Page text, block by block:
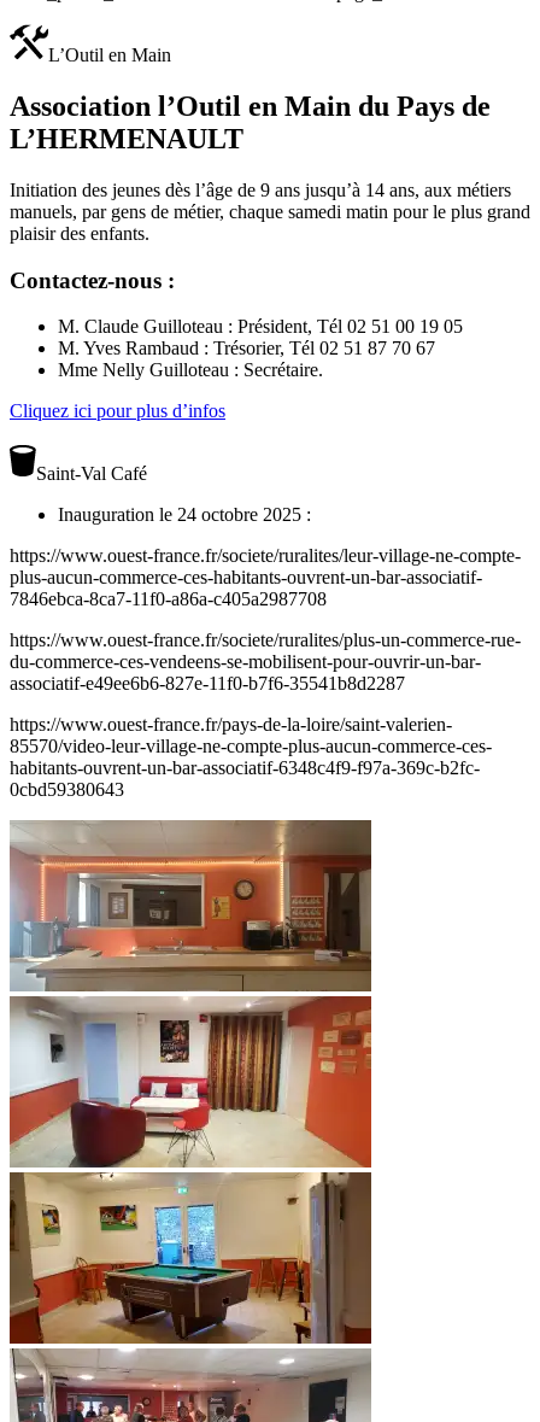
L’Outil en Main
Association l’Outil en Main du Pays de
L’HERMENAULT
Initiation des jeunes dès l’âge de 9 ans jusqu’à 14 ans, aux métiers
manuels, par gens de métier, chaque samedi matin pour le plus grand
plaisir des enfants.
Contactez-nous :
M. Claude Guilloteau : Président, Tél 02 51 00 19 05
M. Yves Rambaud : Trésorier, Tél 02 51 87 70 67
Mme Nelly Guilloteau : Secrétaire.
Cliquez ici pour plus d’infos
Saint-Val Café
Inauguration le 24 octobre 2025 :
https://www.ouest-france.fr/societe/ruralites/leur-village-ne-compte-
plus-aucun-commerce-ces-habitants-ouvrent-un-bar-associatif-
7846ebca-8ca7-11f0-a86a-c405a2987708
https://www.ouest-france.fr/societe/ruralites/plus-un-commerce-rue-
du-commerce-ces-vendeens-se-mobilisent-pour-ouvrir-un-bar-
associatif-e49ee6b6-827e-11f0-b7f6-35541b8d2287
https://www.ouest-france.fr/pays-de-la-loire/saint-valerien-
85570/video-leur-village-ne-compte-plus-aucun-commerce-ces-
habitants-ouvrent-un-bar-associatif-6348c4f9-f97a-369c-b2fc-
0cbd59380643